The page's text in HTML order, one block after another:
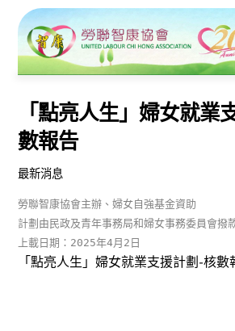
content
「點亮人生」婦女就業
數報告
最新消息
勞聯智康協會主辦、婦女自強基金資助
計劃由民政及青年事務局和婦女事務委員會撥
上載日期：2025年4月2日
「點亮人生」婦女就業支援計劃-核數